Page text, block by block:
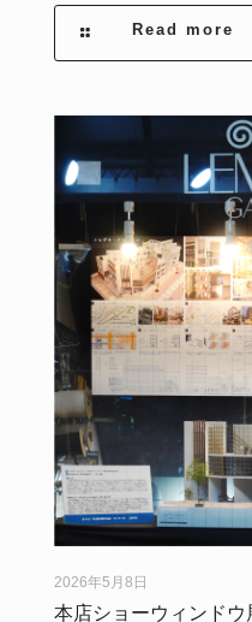
Read more
2026年5月8日
本店ショーウィンド